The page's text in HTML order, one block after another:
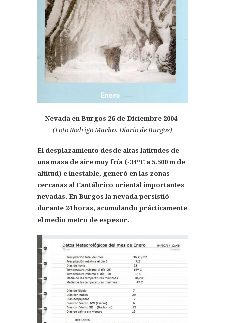
Nevada en Burgos 26 de Diciembre 2004
(Foto Rodrigo Macho. Diario de Burgos)
El desplazamiento desde altas latitudes de
una masa de aire muy fría (-34ºC a 5.500 m de
altitud) e inestable, generó en las zonas
cercanas al Cantábrico oriental importantes
nevadas. En Burgos la nevada persistió
durante 24 horas, acumulando prácticamente
el medio metro de espesor.